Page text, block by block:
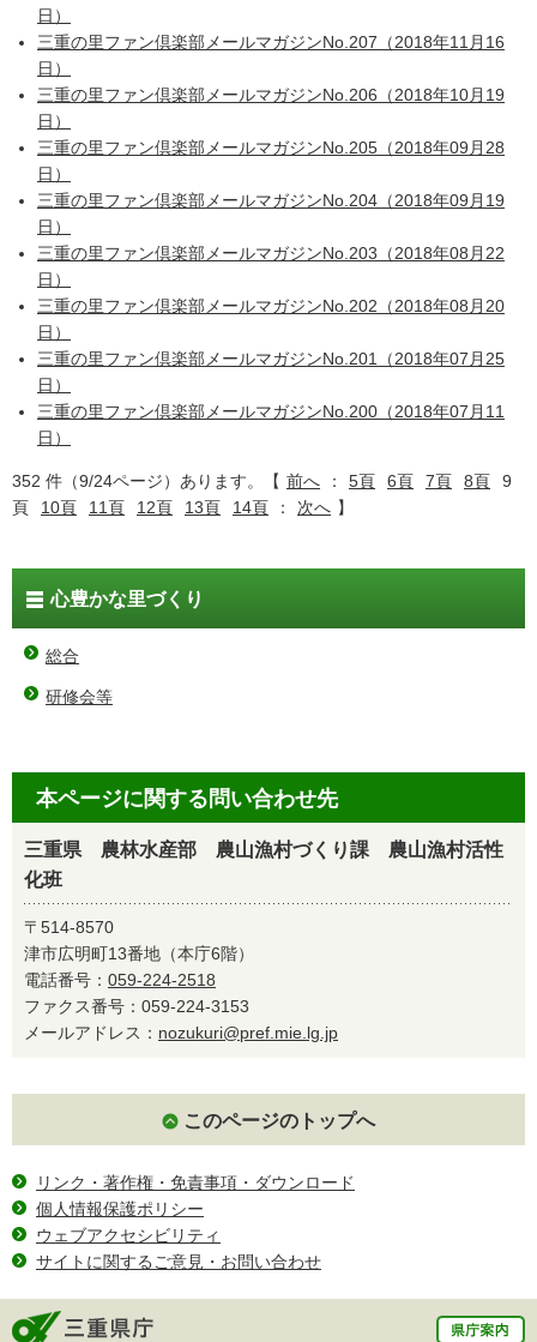
日）
三重の里ファン倶楽部メールマガジンNo.207（2018年11月16
日）
三重の里ファン倶楽部メールマガジンNo.206（2018年10月19
日）
三重の里ファン倶楽部メールマガジンNo.205（2018年09月28
日）
三重の里ファン倶楽部メールマガジンNo.204（2018年09月19
日）
三重の里ファン倶楽部メールマガジンNo.203（2018年08月22
日）
三重の里ファン倶楽部メールマガジンNo.202（2018年08月20
日）
三重の里ファン倶楽部メールマガジンNo.201（2018年07月25
日）
三重の里ファン倶楽部メールマガジンNo.200（2018年07月11
日）
352 件（9/24ページ）あります。【 前へ ： 5頁 6頁 7頁 8頁
9
頁
10頁 11頁 12頁 13頁 14頁 ： 次へ 】
心豊かな里づくり
総合
研修会等
本ページに関する問い合わせ先
三重県 農林水産部 農山漁村づくり課 農山漁村活性
化班
〒514-8570
津市広明町13番地（本庁6階）
電話番号： 059-224-2518
ファクス番号：059-224-3153
メールアドレス： nozukuri@pref.mie.lg.jp
このページのトップへ
リンク・著作権・免責事項・ダウンロード
個人情報保護ポリシー
ウェブアクセシビリティ
サイトに関するご意見・お問い合わせ